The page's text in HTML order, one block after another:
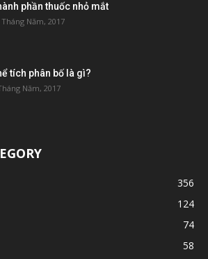
phần thuốc nhỏ mắt
Tháng Năm, 2017
tích phân bố là gì?
Năm, 2017
356
124
74
58